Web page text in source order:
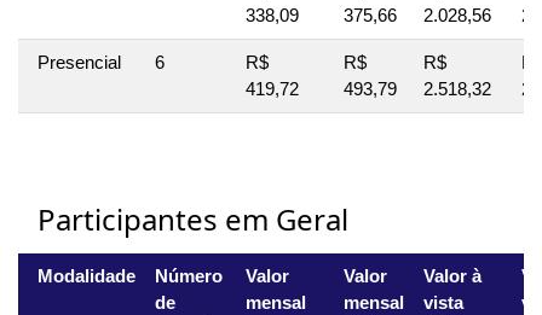
338,09
375,66
2.028,56
Presencial 6
R$
419,72
R$
493,79
R$
2.518,32
Participantes em Geral
Modalidade
Número
de
Valor
mensal
Valor
mensal
Valor à
vista